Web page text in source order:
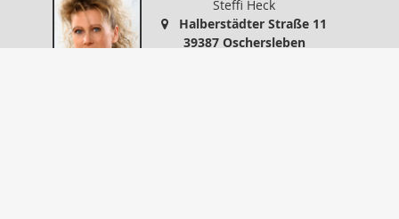
Steffi Heck
Halberstädter Straße 11
39387 Oschersleben